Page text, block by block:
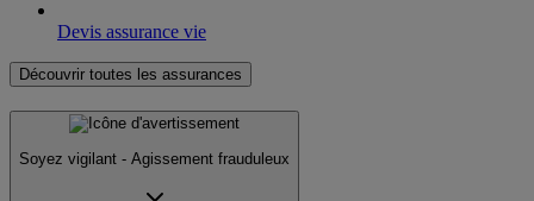
Devis assurance vie
Découvrir toutes les assurances
Soyez vigilant - Agissement frauduleux